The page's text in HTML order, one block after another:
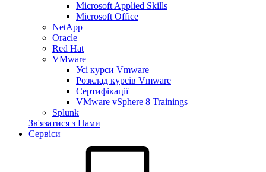
Microsoft Applied Skills
Microsoft Office
NetApp
Oracle
Red Hat
VMware
Усі курси Vmware
Розклад курсів Vmware
Сертифікації
VMware vSphere 8 Trainings
Splunk
Зв'язатися з Нами
Сервіси